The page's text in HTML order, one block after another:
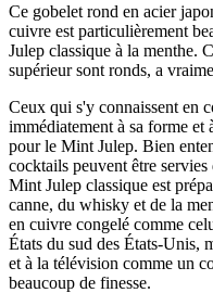
Ce gobelet rond en acier
cuivre est particulièrement
Julep classique à la menthe.
supérieur sont ronds, a
Ceux qui s'y connaissent en
immédiatement à sa forme et
pour le Mint Julep. Bien
cocktails peuvent être
Mint Julep classique est
canne, du whisky et de la
en cuivre congelé comme
États du sud des États-Unis,
et à la télévision comme un
beaucoup de finesse.